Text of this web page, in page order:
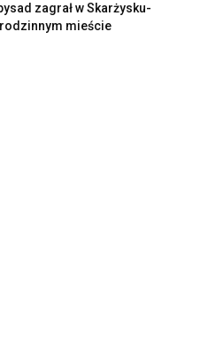
zagrał w Skarżysku-
mieście